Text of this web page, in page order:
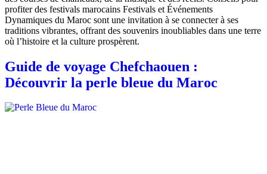
profiter des festivals marocains Festivals et Événements
Dynamiques du Maroc sont une invitation à se connecter à ses
traditions vibrantes, offrant des souvenirs inoubliables dans une terre
où l’histoire et la culture prospèrent.
Guide de voyage Chefchaouen :
Découvrir la perle bleue du Maroc